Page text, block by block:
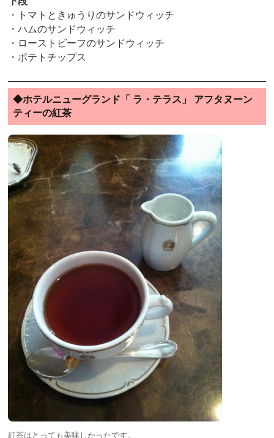
・トマトときゅうりのサンドウィッチ
・ハムのサンドウィッチ
・ローストビーフのサンドウィッチ
・ポテトチップス
◆ホテルニューグランド「 ラ・テラス」 アフタヌーン
ティーの紅茶
紅茶はとっても美味しかったです。